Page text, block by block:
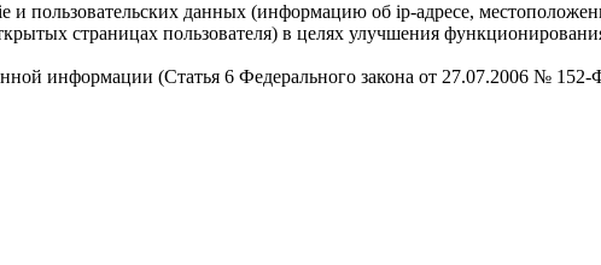
и пользовательских данных (информацию об ip-адресе,
страницах пользователя) в целях улучшения
информации (Статья 6 Федерального закона от 27.07.2006 №